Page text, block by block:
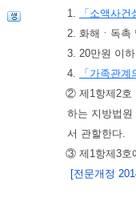
1.
「소액사
2. 화해ㆍ독촉
3. 20만원 이
4.
「가족관
② 제1항제2호
하는 지방법
서 관할한다.
③ 제1항제3호
[전문개정